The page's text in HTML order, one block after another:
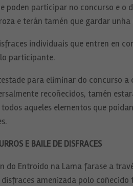
poden participar no concurso e
e terán tamén que gardar
individuais que entren en
participante.
para eliminar do concurso
recoñecidos, tamén
aqueles elementos que
E BAILE DE DISFRACES
do Entroido na Lama farase a
amenizada polo